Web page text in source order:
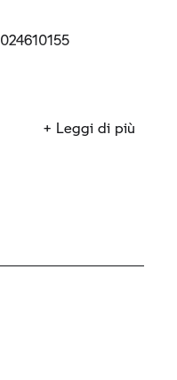
+ Leggi di più